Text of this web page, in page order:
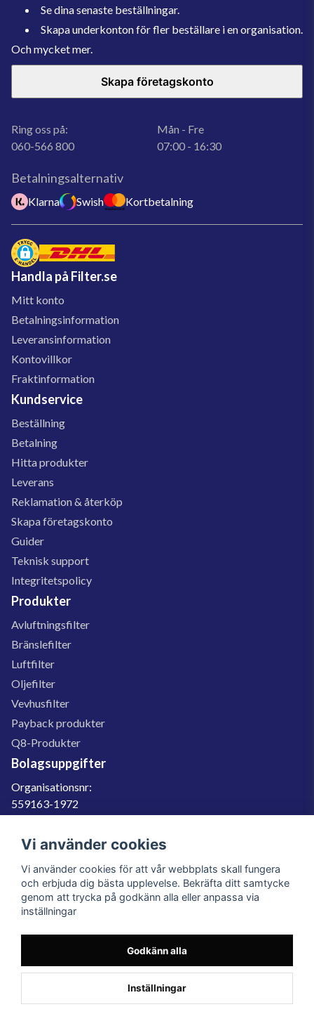
Se dina senaste beställningar.
Skapa underkonton för fler beställare i en organisation.
Och mycket mer.
Skapa företagskonto
Ring oss på:
060-566 800
Mån - Fre
07:00 - 16:30
Betalningsalternativ
Klarna Swish Kortbetalning
Handla på Filter.se
Mitt konto
Betalningsinformation
Leveransinformation
Kontovillkor
Fraktinformation
Kundservice
Beställning
Betalning
Hitta produkter
Leverans
Reklamation & återköp
Skapa företagskonto
Guider
Teknisk support
Integritetspolicy
Produkter
Avluftningsfilter
Bränslefilter
Luftfilter
Oljefilter
Vevhusfilter
Payback produkter
Q8-Produkter
Bolagsuppgifter
Organisationsnr:
559163-1972
SE559163197201
060-566 800
info@filter.se
559163-1972
© 2023 Filter.se, All rights reserved.
Vi använder cookies
Vi använder cookies för att vår webbplats skall fungera
och erbjuda dig bästa upplevelse. Bekräfta ditt samtycke
genom att trycka på godkänn alla eller anpassa via
inställningar
Godkänn alla
Inställningar